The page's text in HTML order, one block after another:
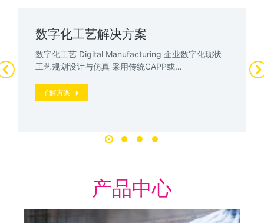
数字化工艺解决方案
数字化工艺 Digital Manufacturing 企业数字化现状
工艺规划设计与仿真 采用传统CAPP或…
了解方案
产品中心